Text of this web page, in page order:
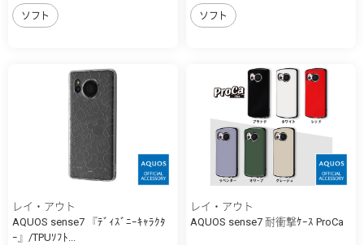
ソフト ソフト
レイ・アウト
AQUOS sense7 『ﾃﾞｨｽﾞﾆｰｷｬﾗｸﾀ
ｰ』/TPUｿﾌﾄ...
レイ・アウト
AQUOS sense7 耐衝撃ｹｰｽ ProCa